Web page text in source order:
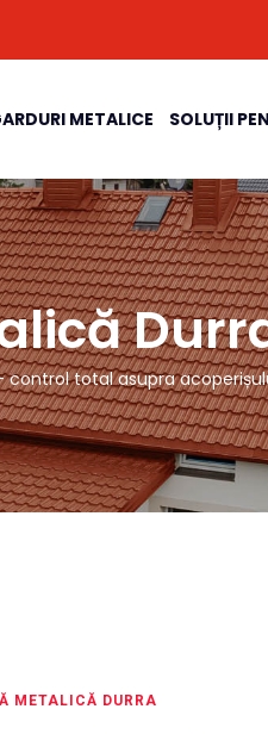
METALICE SOLUȚII
control total asupra
METALICĂ DURRA